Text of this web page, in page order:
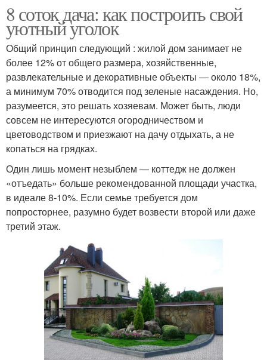
8 соток дача: как построить свой
уютный уголок
Общий принцип следующий : жилой дом занимает не
более 12% от общего размера, хозяйственные,
развлекательные и декоративные объекты ― около 18%,
а минимум 70% отводится под зеленые насаждения. Но,
разумеется, это решать хозяевам. Может быть, люди
совсем не интересуются огородничеством и
цветоводством и приезжают на дачу отдыхать, а не
копаться на грядках.
Один лишь момент незыблем ― коттедж не должен
«отъедать» больше рекомендованной площади участка,
в идеале 8-10%. Если семье требуется дом
попросторнее, разумно будет возвести второй или даже
третий этаж.